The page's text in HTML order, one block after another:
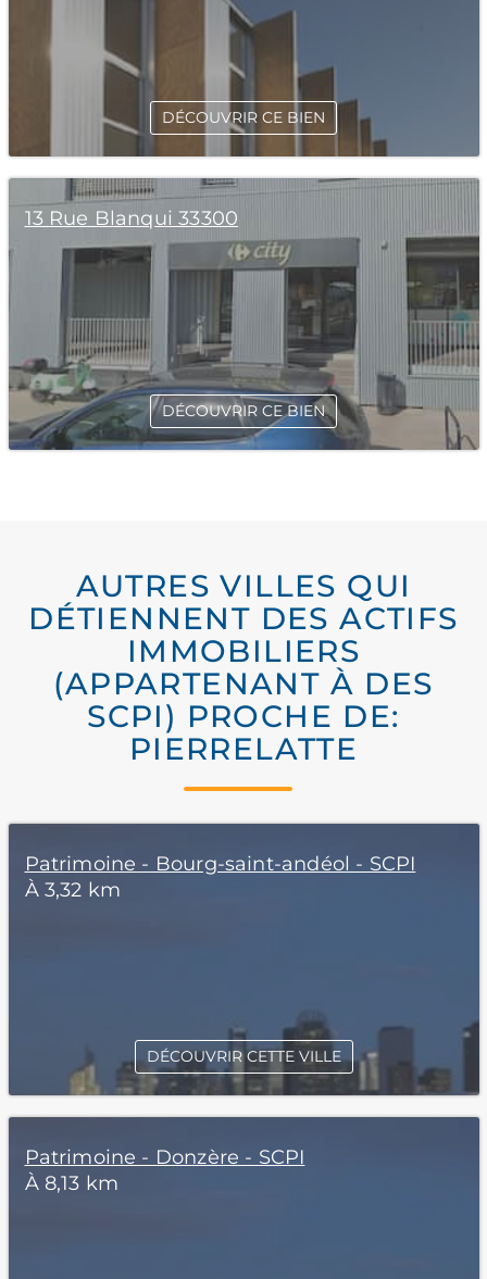
DÉCOUVRIR CE BIEN
13 Rue Blanqui 33300
DÉCOUVRIR CE BIEN
AUTRES VILLES QUI
DÉTIENNENT DES ACTIFS
IMMOBILIERS
(APPARTENANT À DES
SCPI) PROCHE DE:
PIERRELATTE
Patrimoine - Bourg-saint-andéol - SCPI
À 3,32 km
DÉCOUVRIR CETTE VILLE
Patrimoine - Donzère - SCPI
À 8,13 km